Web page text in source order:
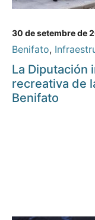
30 de setembre de
Benifato,
La Diputación
recreativa de
Benifato